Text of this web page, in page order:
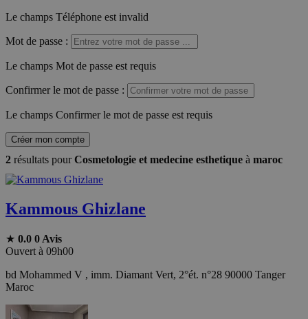
Le champs Téléphone est invalid
Mot de passe :
Le champs Mot de passe est requis
Confirmer le mot de passe :
Le champs Confirmer le mot de passe est requis
Créer mon compte
2 résultats pourCosmetologie et medecine esthetique à maroc
Kammous Ghizlane
★ 0.0 0 Avis
Ouvert à 09h00
bd Mohammed V , imm. Diamant Vert, 2°ét. n°28 90000 Tanger
Maroc